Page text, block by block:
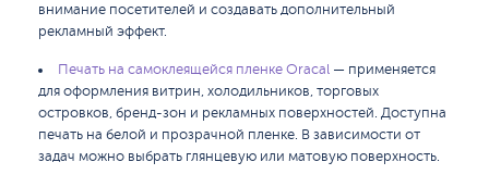
внимание посетителей и создавать дополнительный
рекламный эффект.
Печать на самоклеящейся пленке Oracal — применяется
для оформления витрин, холодильников, торговых
островков, бренд-зон и рекламных поверхностей. Доступна
печать на белой и прозрачной пленке. В зависимости от
задач можно выбрать глянцевую или матовую поверхность.